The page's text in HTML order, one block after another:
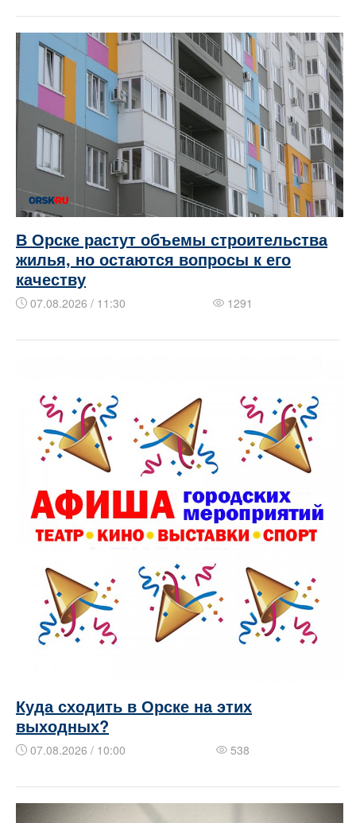
В Орске растут объемы строительства
жилья, но остаются вопросы к его
качеству
07.08.2026 / 11:30 1291
Куда сходить в Орске на этих
выходных?
07.08.2026 / 10:00 538